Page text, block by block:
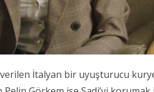
İtalyan bir uyuşturucu